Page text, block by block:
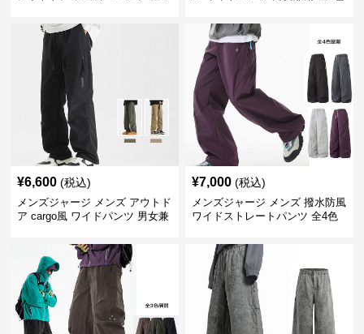
¥6,600 (税込)
メンズジャージ メンズ アウトド
ア cargo風 ワイドパンツ 男女兼
¥7,000 (税込)
メンズジャージ メンズ 撥水防風
ワイドストレートパンツ 全4色